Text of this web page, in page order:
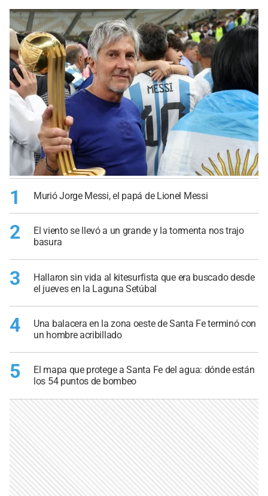
1 Murió Jorge Messi, el papá de Lionel Messi
2
El viento se llevó a un grande y la tormenta nos trajo
basura
3
Hallaron sin vida al kitesurfista que era buscado desde
el jueves en la Laguna Setúbal
4
Una balacera en la zona oeste de Santa Fe terminó con
un hombre acribillado
5
El mapa que protege a Santa Fe del agua: dónde están
los 54 puntos de bombeo